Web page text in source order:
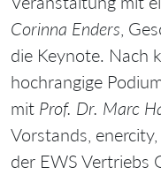
Corinna Enders ,
die Keynote. Nach
hochrangige
mit Prof. Dr. Marc
Vorstands, enercity,
der EWS Vertriebs